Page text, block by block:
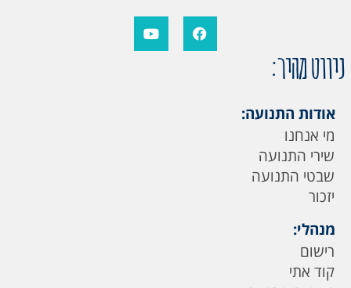
ניווט מהיר:
אודות התנועה:
מי אנחנו
שירי התנועה
שבטי התנועה
יזכור
מנהלי:
רישום
קוד אתי